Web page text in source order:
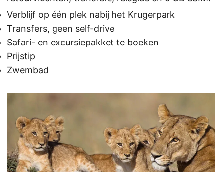
Verblijf op één plek nabij het Krugerpark
Transfers, geen self-drive
Safari- en excursiepakket te boeken
Prijstip
Zwembad